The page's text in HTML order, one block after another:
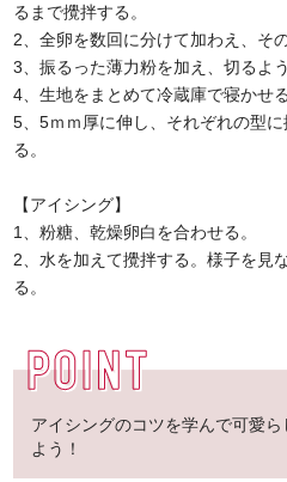
るまで攪拌する。
2、全卵を数回に分けて加わえ、そ
3、振るった薄力粉を加え、切るよ
4、生地をまとめて冷蔵庫で寝かせる
5、5ｍｍ厚に伸し、それぞれの型
る。
【アイシング】
1、粉糖、乾燥卵白を合わせる。
2、水を加えて攪拌する。様子を見
る。
アイシングのコツを学んで可愛
よう！